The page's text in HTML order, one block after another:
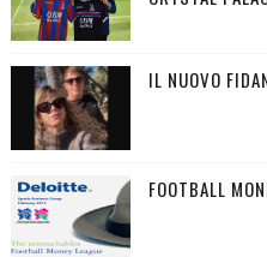
IL NUOVO
FOOTBALL